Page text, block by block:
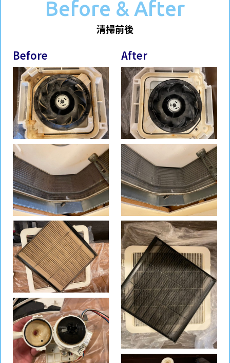
Before & After
清掃前後
Before After